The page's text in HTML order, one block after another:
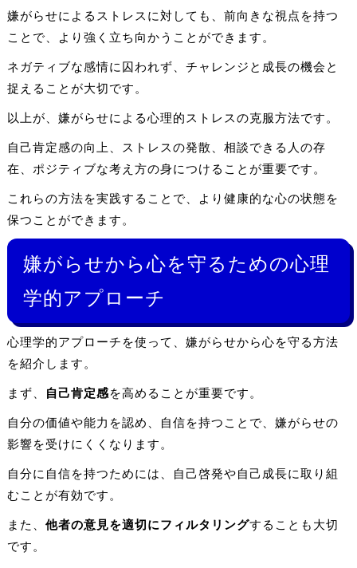
嫌がらせによるストレスに対しても、前向きな視点を持つ
ことで、より強く立ち向かうことができます。
ネガティブな感情に囚われず、チャレンジと成長の機会と
捉えることが大切です。
以上が、嫌がらせによる心理的ストレスの克服方法です。
自己肯定感の向上、ストレスの発散、相談できる人の存
在、ポジティブな考え方の身につけることが重要です。
これらの方法を実践することで、より健康的な心の状態を
保つことができます。
嫌がらせから心を守るための心理
学的アプローチ
心理学的アプローチを使って、嫌がらせから心を守る方法
を紹介します。
まず、 自己肯定感を高めることが重要です。
自分の価値や能力を認め、自信を持つことで、嫌がらせの
影響を受けにくくなります。
自分に自信を持つためには、自己啓発や自己成長に取り組
むことが有効です。
また、 他者の意見を適切にフィルタリングすることも大切
です。